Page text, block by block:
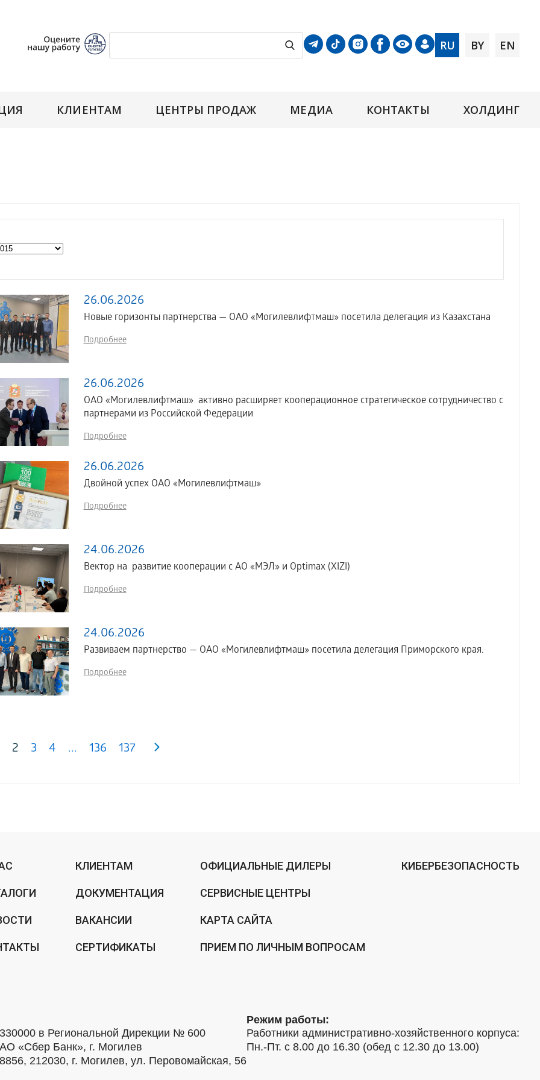
RU BY EN
КЛИЕНТАМ ЦЕНТРЫ ПРОДАЖ МЕДИА КОНТАКТЫ ХОЛДИНГ
26.06.2026
Новые горизонты партнерства — ОАО «Могилевлифтмаш» посетила делегация из Казахстана
Подробнее
26.06.2026
ОАО «Могилевлифтмаш» активно расширяет кооперационное стратегическое сотрудничество с
партнерами из Российской Федерации
Подробнее
26.06.2026
Двойной успех ОАО «Могилевлифтмаш»
Подробнее
24.06.2026
Вектор на развитие кооперации с АО «МЭЛ» и Optimax (XIZI)
Подробнее
24.06.2026
Развиваем партнерство — ОАО «Могилевлифтмаш» посетила делегация Приморского края.
Подробнее
2 3 4 ... 136 137
КЛИЕНТАМ
ДОКУМЕНТАЦИЯ
ВАКАНСИИ
СЕРТИФИКАТЫ
ОФИЦИАЛЬНЫЕ ДИЛЕРЫ
СЕРВИСНЫЕ ЦЕНТРЫ
КАРТА САЙТА
ПРИЕМ ПО ЛИЧНЫМ ВОПРОСАМ
КИБЕРБЕЗОПАСНОСТЬ
в Региональной Дирекции № 600
«Сбер Банк», г. Могилев
212030, г. Могилев, ул. Перовомайская, 56
Режим работы:
Работники административно-хозяйственного корпуса:
Пн.-Пт. с 8.00 до 16.30 (обед с 12.30 до 13.00)